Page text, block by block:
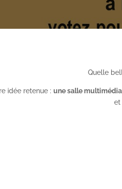
Quelle
idée retenue : une salle
et